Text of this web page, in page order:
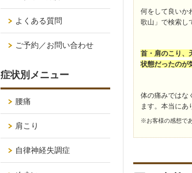
何をして良いか
歌山」で検索し
首・肩のこり、
状態だったのが
体の痛みではな
ます。本当にあ
※お客様の感想で
よくある質問
ご予約／お問い合わせ
症状別メニュー
腰痛
肩こり
自律神経失調症